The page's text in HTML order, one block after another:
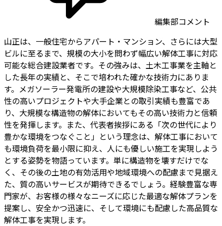
編集部コメント
山正は、一般住宅からアパート・マンション、さらには大型
ビルに至るまで、規模の大小を問わず幅広い解体工事に対応
可能な総合建設業者です。その強みは、土木工事業を主軸と
した長年の実績と、そこで培われた確かな技術力にありま
す。メガソーラー発電所の建設や大規模除染工事など、公共
性の高いプロジェクトや大手企業との取引実績も豊富であ
り、大規模な構造物の解体においてもその高い技術力と信頼
性を発揮します。また、代表者挨拶にある「次の世代により
豊かな環境をつなぐこと」という理念は、解体工事において
も環境負荷を最小限に抑え、人にも優しい施工を実現しよう
とする姿勢を物語っています。単に構造物を壊すだけでな
く、その後の土地の有効活用や地域環境への配慮まで見据え
た、質の高いサービスが期待できるでしょう。経験豊富な専
門家が、お客様の様々なニーズに応じた最適な解体プランを
提案し、安全かつ迅速に、そして環境にも配慮した高品質な
解体工事を実現します。